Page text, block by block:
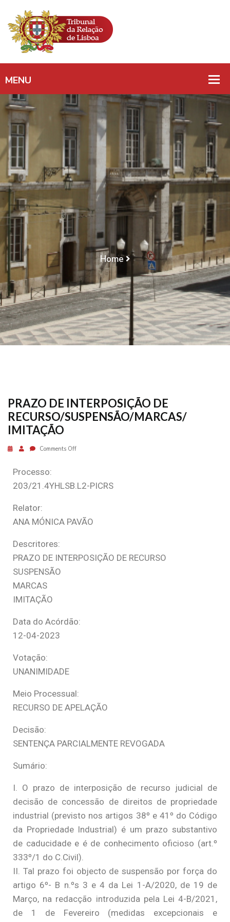
PRAZO DE
INTERPOSIÇÃO DE
RECURSO/
IMITAÇÃO
Home
PRAZO DE INTERPOSIÇÃO DE
RECURSO/SUSPENSÃO/MARCAS/ IMITAÇÃO
PRAZO DE INTERPOSIÇÃO DE
RECURSO/SUSPENSÃO/MARCAS/
IMITAÇÃO
Comments Off
Processo:
203/21.4YHLSB.L2-PICRS
Relator:
ANA MÓNICA PAVÃO
Descritores:
PRAZO DE INTERPOSIÇÃO DE RECURSO
SUSPENSÃO
MARCAS
IMITAÇÃO
Data do Acórdão:
12-04-2023
Votação:
UNANIMIDADE
Meio Processual:
RECURSO DE APELAÇÃO
Decisão:
SENTENÇA PARCIALMENTE REVOGADA
Sumário:
I. O prazo de interposição de recurso judicial de
decisão de concessão de direitos de propriedade
industrial (previsto nos artigos 38º e 41º do Código
da Propriedade Industrial) é um prazo substantivo
de caducidade e é de conhecimento oficioso (art.º
333º/1 do C.Civil).
II. Tal prazo foi objecto de suspensão por força do
artigo 6º- B n.ºs 3 e 4 da Lei 1-A/2020, de 19 de
Março, na redacção introduzida pela Lei 4-B/2021,
de 1 de Fevereiro (medidas excepcionais e